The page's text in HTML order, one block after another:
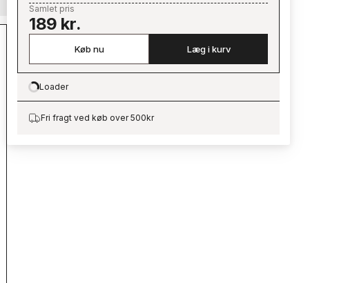
Samlet pris
189 kr.
Køb nu Læg i kurv
Loading…
Loader
Fri fragt ved køb over 500kr